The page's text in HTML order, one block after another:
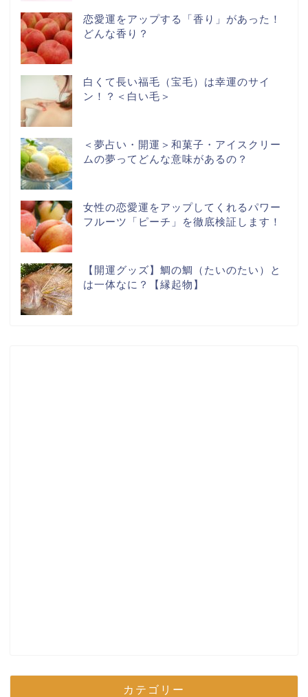
恋愛運をアップする「香り」があった！
どんな香り？
白くて長い福毛（宝毛）は幸運のサイ
ン！？＜白い毛＞
＜夢占い・開運＞和菓子・アイスクリー
ムの夢ってどんな意味があるの？
女性の恋愛運をアップしてくれるパワー
フルーツ「ピーチ」を徹底検証します！
【開運グッズ】鯛の鯛（たいのたい）と
は一体なに？【縁起物】
カテゴリー